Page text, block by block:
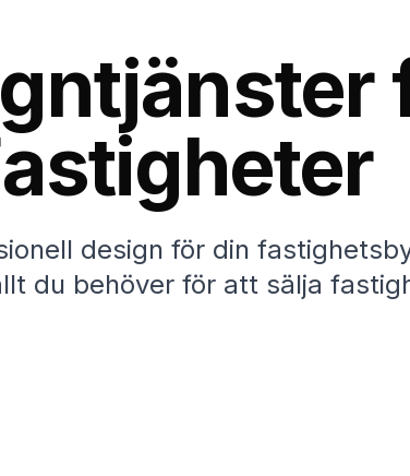
design för din
du behöver för att sälja